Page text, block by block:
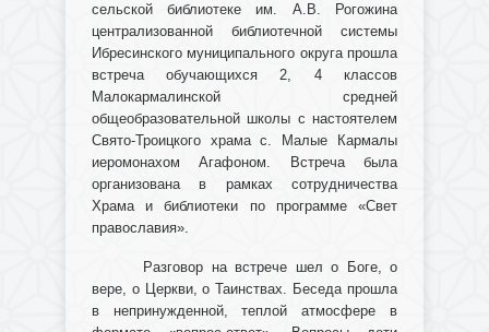
сельской библиотеке им. А.В. Рогожина
централизованной библиотечной системы
Ибресинского муниципального округа прошла
встреча обучающихся 2, 4 классов
Малокармалинской средней
общеобразовательной школы с настоятелем
Свято-Троицкого храма с. Малые Кармалы
иеромонахом Агафоном. Встреча была
организована в рамках сотрудничества
Храма и библиотеки по программе «Свет
православия».
Разговор на встрече шел о Боге, о
вере, о Церкви, о Таинствах. Беседа прошла
в непринужденной, теплой атмосфере в